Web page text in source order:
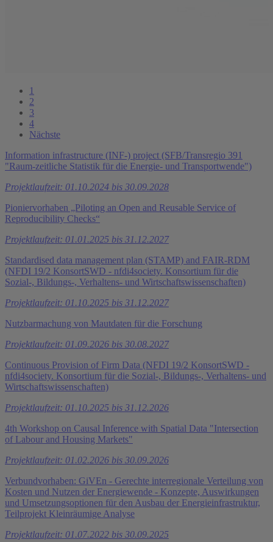
1
2
3
4
Nächste
Information infrastructure (INF-) project (SFB/Transregio 391
"Raum-zeitliche Statistik für die Energie- und Transportwende")
Projektlaufzeit: 01.10.2024 bis 30.09.2028
Pioniervorhaben „Piloting an Open and Reusable Service of
Reproducibility Checks“
Projektlaufzeit: 01.01.2025 bis 31.12.2027
Standardised data management plan (STAMP) and FAIR-RDM
(NFDI 19/2 KonsortSWD - nfdi4society. Konsortium für die
Sozial-, Bildungs-, Verhaltens- und Wirtschaftswissenschaften)
Projektlaufzeit: 01.10.2025 bis 31.12.2027
Nutzbarmachung von Mautdaten für die Forschung
Projektlaufzeit: 01.09.2026 bis 30.08.2027
Continuous Provision of Firm Data (NFDI 19/2 KonsortSWD -
nfdi4society. Konsortium für die Sozial-, Bildungs-, Verhaltens- und
Wirtschaftswissenschaften)
Projektlaufzeit: 01.10.2025 bis 31.12.2026
4th Workshop on Causal Inference with Spatial Data "Intersection
of Labour and Housing Markets"
Projektlaufzeit: 01.02.2026 bis 30.09.2026
Verbundvorhaben: GiVEn - Gerechte interregionale Verteilung von
Kosten und Nutzen der Energiewende - Konzepte, Auswirkungen
und Umsetzungsoptionen für den Ausbau der Energieinfrastruktur,
Teilprojekt Kleinräumige Analyse
Projektlaufzeit: 01.07.2022 bis 30.09.2025